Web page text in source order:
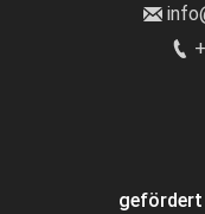
gefördert